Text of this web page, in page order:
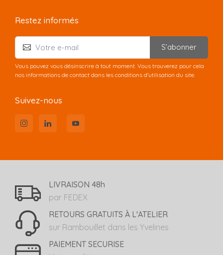
Restez informés
S’abonner
Vous pouvez vous désinscrire à tout moment. Vous trouverez pour cela
nos informations de contact dans les conditions d'utilisation du site.
Suivez-nous
LIVRAISON 48h
par FEDEX
RETOURS GRATUITS À L'ATELIER
sur Rambouillet dans les Yvelines
PAIEMENT SECURISE